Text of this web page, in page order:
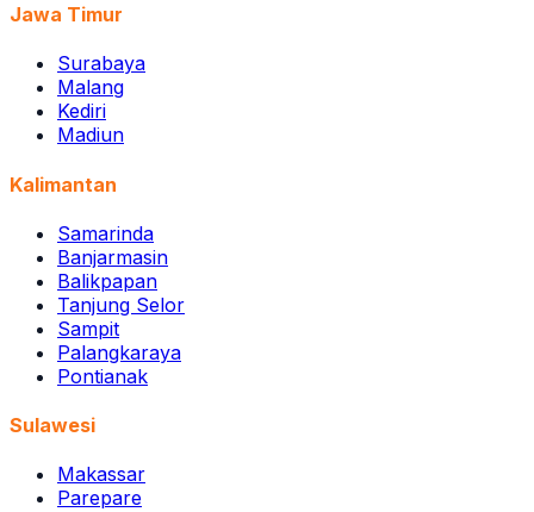
Jawa Timur
Surabaya
Malang
Kediri
Madiun
Kalimantan
Samarinda
Banjarmasin
Balikpapan
Tanjung Selor
Sampit
Palangkaraya
Pontianak
Sulawesi
Makassar
Parepare